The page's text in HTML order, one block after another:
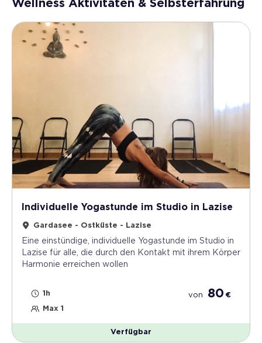
Wellness Aktivitäten & Selbsterfahrung
Individuelle Yogastunde im Studio in Lazise
Gardasee - Ostküste - Lazise
Eine einstündige, individuelle Yogastunde im Studio in
Lazise für alle, die durch den Kontakt mit ihrem Körper
Harmonie erreichen wollen
1h
Max 1
von 80 €
Verfügbar